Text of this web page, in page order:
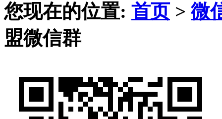
您现在的位置: 首页 >微
盟微信群